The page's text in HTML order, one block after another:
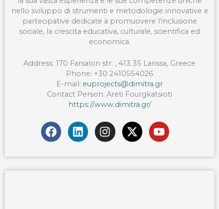
nello sviluppo di strumenti e metodologie innovative e
partecipative dedicate a promuovere l’inclusione
sociale, la crescita educativa, culturale, scientifica ed
economica.
Address: 170 Farsalon str. , 413 35 Larissa, Greece
Phone: +30 2410554026
E-mail: euprojects@dimitra.gr
Contact Person: Areti Fourgkatsioti
https://www.dimitra.gr/
F
a
e
b
L
i
k
e
I
n
t
a
X
-
w
i
Y
o
t
u